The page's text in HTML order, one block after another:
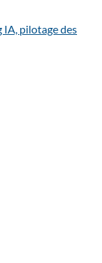
IA, pilotage des